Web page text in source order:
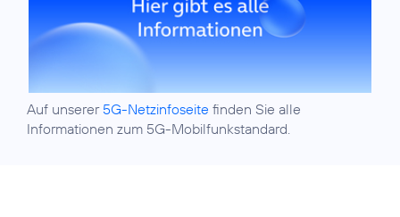
Auf unserer 5G-Netzinfoseite finden Sie alle
Informationen zum 5G-Mobilfunkstandard.